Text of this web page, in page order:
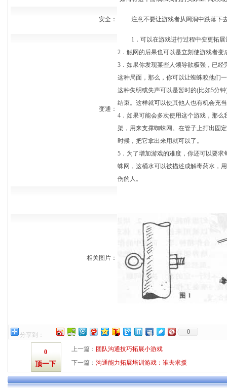
安全： 注意不要让游戏者从网洞中跌落下
变通：
1．可以在游戏进行过程中变更拓展
2．触网的后果也可以是立刻使游戏者变
3．如果你发现某些人领导欲极强，已
这种局面，那么，你可以让蜘蛛咬他们
这种失明或失声可以是暂时的(比如5分
结束。这样就可以使其他人也有机会充
4．如果可能会多次使用这个游戏，那么
架，用来支撑蜘蛛网。在管子上打出固
时候，把它拿出来用就可以了。
5．为了增加游戏的难度，你还可以要
蛛网，这桶水可以被描述成解毒药水，
伤的人。
相关图片：
分享到： 0
0
顶一下
上一篇： 团队沟通技巧拓展小游戏
下一篇： 沟通能力拓展培训游戏：谁去求援